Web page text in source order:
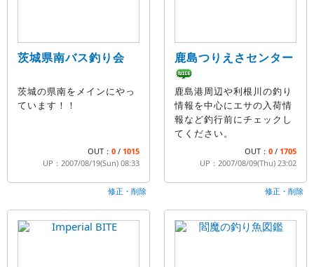
茨城県南バス釣り会
茨城の県南をメインにやっ
ています！！
OUT： 0 / 1015
UP：2007/08/19(Sun) 08:33
修正・削除
鹿島つりえさセンター
鹿島港周辺や利根川の釣り
情報を中心にエサの入荷情
報など釣行前にチェックし
てください。
OUT： 0 / 1705
UP：2007/08/09(Thu) 23:02
修正・削除